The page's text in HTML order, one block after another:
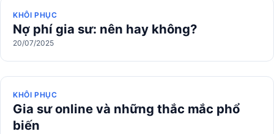
KHÔI PHỤC
Nợ phí gia sư: nên hay không?
20/07/2025
KHÔI PHỤC
Gia sư online và những thắc mắc phổ
biến